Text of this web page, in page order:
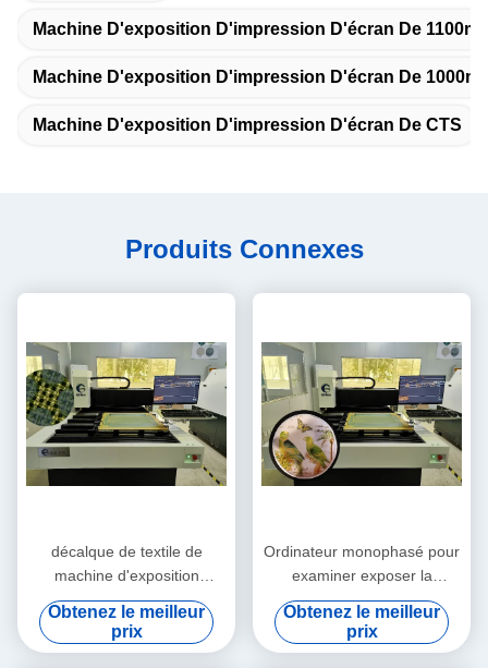
Machine D'exposition D'impression D'écran De
Machine D'exposition D'impression D'écran De
Machine D'exposition D'impression D'écran De CTS
Produits Connexes
décalque de textile de
machine d'exposition
d'impression d'écran de
1000x1100mm
Obtenez le meilleur
prix
Ordinateur monophasé pour
examiner exposer la
machine 220V 2540dpi
Obtenez le meilleur
prix